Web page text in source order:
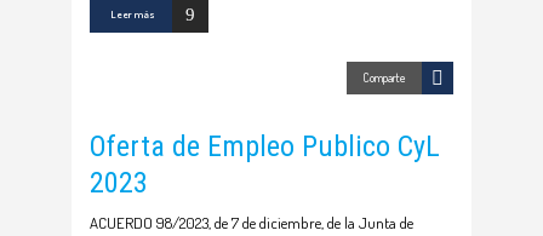
Leer más
Comparte
Oferta de Empleo Publico CyL
2023
ACUERDO 98/2023, de 7 de diciembre, de la Junta de